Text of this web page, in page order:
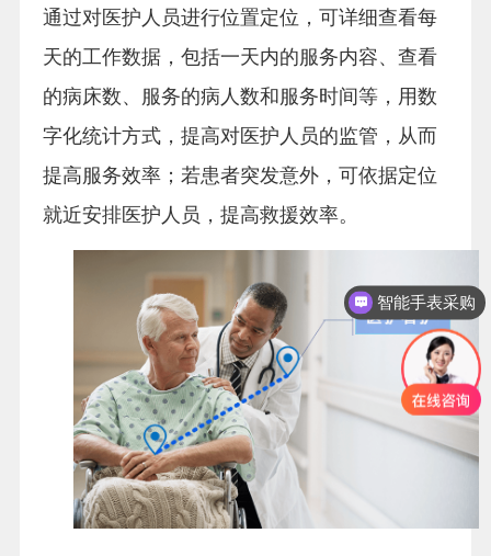
通过对医护人员进行位置定位，可详细查看每
天的工作数据，包括一天内的服务内容、查看
的病床数、服务的病人数和服务时间等，用数
字化统计方式，提高对医护人员的监管，从而
提高服务效率；若患者突发意外，可依据定位
就近安排医护人员，提高救援效率。
智能手表采购